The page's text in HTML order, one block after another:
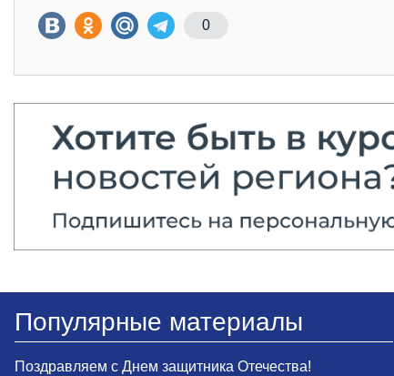
0
Популярные материалы
Поздравляем с Днем защитника Отечества!